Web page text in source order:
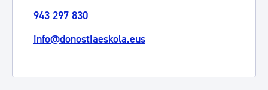
943 297 830
info@donostiaeskola.eus